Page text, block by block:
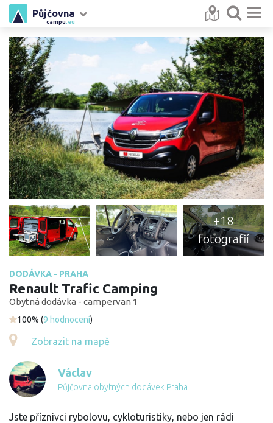
campu .eu
Půjčovna
DODÁVKA - PRAHA
Renault Trafic Camping
Obytná dodávka - campervan 1
100% (9 hodnocení)
Zobrazit na mapě
Václav
Půjčovna obytných dodávek Praha
Jste příznivci rybolovu, cykloturistiky, nebo jen rádi
+18
fotografií